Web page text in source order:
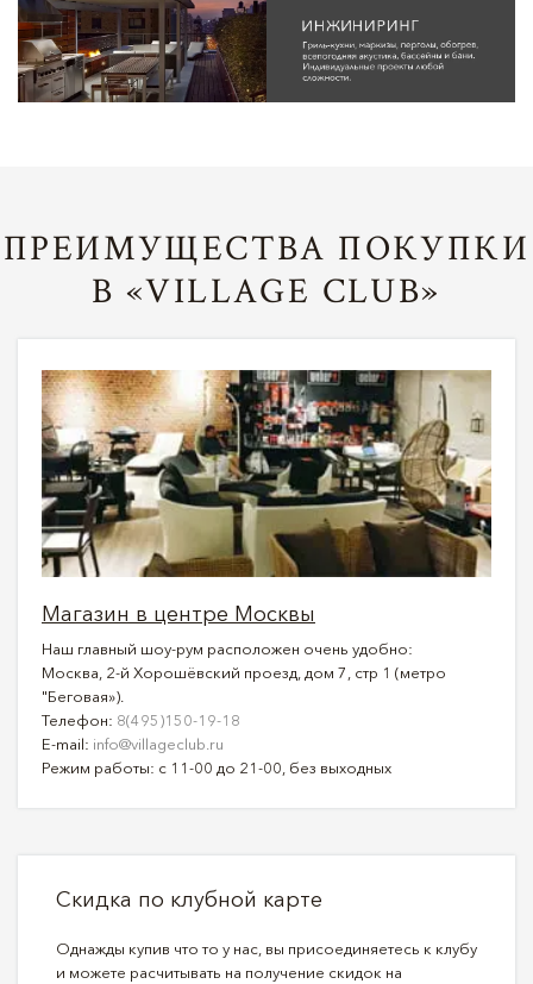
ПРЕИМУЩЕСТВА ПОКУПКИ
В «VILLAGE CLUB»
Магазин в центре Москвы
Наш главный шоу-рум расположен очень удобно:
Москва, 2-й Хорошёвский проезд, дом 7, стр 1 (метро
"Беговая»).
Телефон: 8(495)150-19-18
E-mail: info@villageclub.ru
Режим работы: с 11-00 до 21-00, без выходных
Скидка по клубной карте
Однажды купив что то у нас, вы присоединяетесь к клубу
и можете расчитывать на получение скидок на